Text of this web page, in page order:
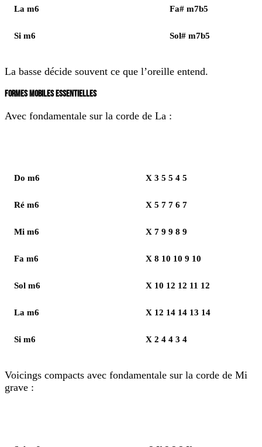
La m6 Fa# m7b5
Si m6 Sol# m7b5
La basse décide souvent ce que l’oreille entend.
FORMES MOBILES ESSENTIELLES
Avec fondamentale sur la corde de La :
Do m6 X 3 5 5 4 5
Ré m6 X 5 7 7 6 7
Mi m6 X 7 9 9 8 9
Fa m6 X 8 10 10 9 10
Sol m6 X 10 12 12 11 12
La m6 X 12 14 14 13 14
Si m6 X 2 4 4 3 4
Voicings compacts avec fondamentale sur la corde de Mi
grave :